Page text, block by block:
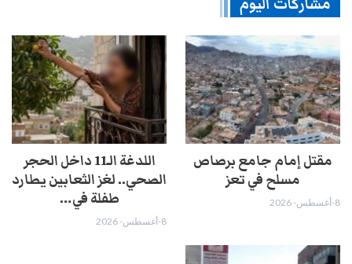
مقتل إمام جامع برصاص
مسلح في تعز
8-أغسطس- 2026
اللدغة الـ11 داخل الحجر
الصحي.. لغز الثعابين يطارد
طفلة في…
8-أغسطس- 2026